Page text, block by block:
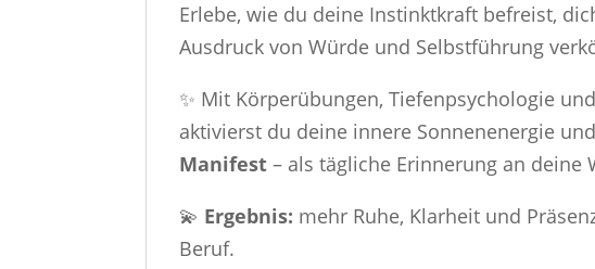
Erlebe, wie du deine Instinktkraft befreist,
Ausdruck von Würde und Selbstführung
✨ Mit Körperübungen, Tiefenpsychologie
aktivierst du deine innere Sonnenenergie
Manifest – als tägliche Erinnerung an deine
💫 Ergebnis: mehr Ruhe, Klarheit und
Beruf.